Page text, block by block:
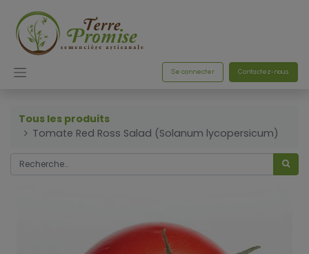
Se connecter Contactez-nous
Tous les produits
Tomate Red Ross Salad (Solanum lycopersicum)